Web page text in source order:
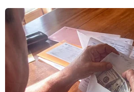
TIN LIÊN QUAN